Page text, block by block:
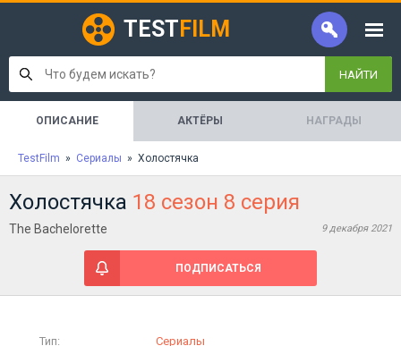
TEST FILM
НАЙТИ
ОПИСАНИЕ АКТЁРЫ НАГРАДЫ
TestFilm » Сериалы » Холостячка
Холостячка 18 сезон 8 серия
The Bachelorette 9 декабря 2021
ПОДПИСАТЬСЯ
Тип: Сериалы